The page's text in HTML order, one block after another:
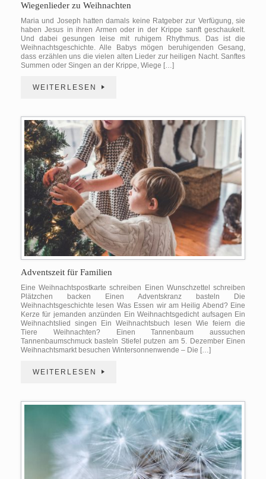
Wiegenlieder zu Weihnachten
Maria und Joseph hatten damals keine Ratgeber zur Verfügung, sie
haben Jesus in ihren Armen oder in der Krippe sanft geschaukelt.
Und dabei gesungen leise mit ruhigem Rhythmus. Das ist die
Weihnachtsgeschichte. Alle Babys mögen beruhigenden Gesang,
dass erzählen uns die vielen alten Lieder zur heiligen Nacht. Sanftes
Summen oder Singen an der Krippe, Wiege […]
WEITERLESEN
Adventszeit für Familien
Eine Weihnachtspostkarte schreiben Einen Wunschzettel schreiben
Plätzchen backen Einen Adventskranz basteln Die
Weihnachtsgeschichte lesen Was Essen wir am Heilig Abend? Eine
Kerze für jemanden anzünden Ein Weihnachtsgedicht aufsagen Ein
Weihnachtslied singen Ein Weihnachtsbuch lesen Wie feiern die
Tiere Weihnachten? Einen Tannenbaum aussuchen
Tannenbaumschmuck basteln Stiefel putzen am 5. Dezember Einen
Weihnachtsmarkt besuchen Wintersonnenwende – Die […]
WEITERLESEN